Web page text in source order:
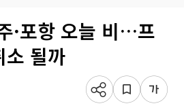
·포항 오늘 비…프
소 될까